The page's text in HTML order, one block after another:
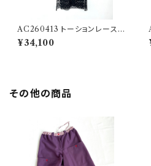
AC260413 トーションレースの
ロングローブ
¥34,100
その他の商品